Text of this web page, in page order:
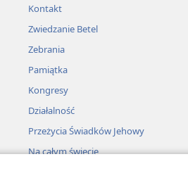
Kontakt
Zwiedzanie Betel
Zebrania
Pamiątka
Kongresy
Działalność
Przeżycia Świadków Jehowy
Na całym świecie